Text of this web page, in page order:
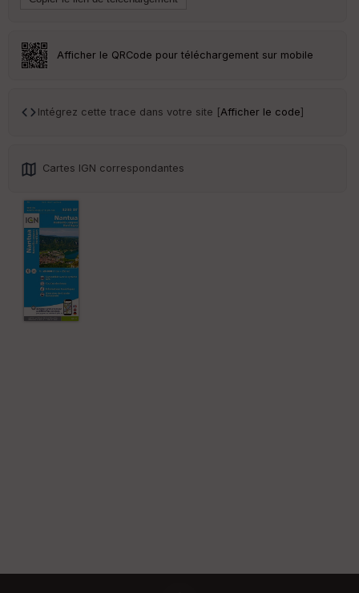
Afficher le QRCode pour téléchargement sur mobile
Intégrez cette trace dans votre site [Afficher le code]
Cartes IGN correspondantes